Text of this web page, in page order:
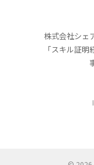
株式会社シェ
「スキル証明